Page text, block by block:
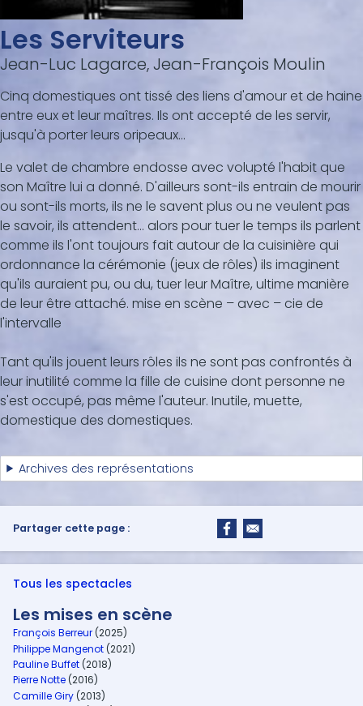
Les Serviteurs
Jean-Luc Lagarce, Jean-François Moulin
Cinq domestiques ont tissé des liens d'amour et de haine
entre eux et leur maîtres. Ils ont accepté de les servir,
jusqu'à porter leurs oripeaux...
Le valet de chambre endosse avec volupté l'habit que
son Maître lui a donné. D'ailleurs sont-ils entrain de mourir
ou sont-ils morts, ils ne le savent plus ou ne veulent pas
le savoir, ils attendent... alors pour tuer le temps ils parlent
comme ils l'ont toujours fait autour de la cuisinière qui
ordonnance la cérémonie (jeux de rôles) ils imaginent
qu'ils auraient pu, ou du, tuer leur Maître, ultime manière
de leur être attaché. mise en scène – avec – cie de
l'intervalle
Tant qu'ils jouent leurs rôles ils ne sont pas confrontés à
leur inutilité comme la fille de cuisine dont personne ne
s'est occupé, pas même l'auteur. Inutile, muette,
domestique des domestiques.
Archives des représentations
Partager cette page :
Tous les spectacles
Les mises en scène
François Berreur (2025)
Philippe Mangenot (2021)
Pauline Buffet (2018)
Pierre Notte (2016)
Camille Giry (2013)